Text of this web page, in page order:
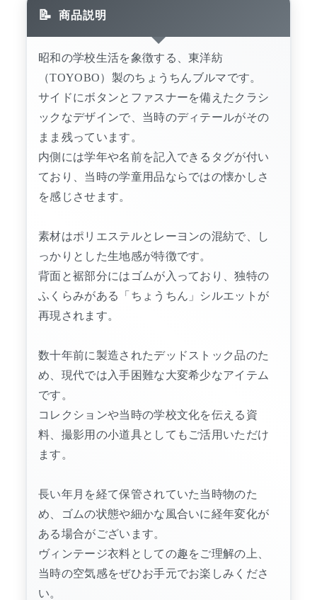
商品説明
昭和の学校生活を象徴する、東洋紡
（TOYOBO）製のちょうちんブルマです。
サイドにボタンとファスナーを備えたクラシ
ックなデザインで、当時のディテールがその
まま残っています。
内側には学年や名前を記入できるタグが付い
ており、当時の学童用品ならではの懐かしさ
を感じさせます。
素材はポリエステルとレーヨンの混紡で、し
っかりとした生地感が特徴です。
背面と裾部分にはゴムが入っており、独特の
ふくらみがある「ちょうちん」シルエットが
再現されます。
数十年前に製造されたデッドストック品のた
め、現代では入手困難な大変希少なアイテム
です。
コレクションや当時の学校文化を伝える資
料、撮影用の小道具としてもご活用いただけ
ます。
長い年月を経て保管されていた当時物のた
め、ゴムの状態や細かな風合いに経年変化が
ある場合がございます。
ヴィンテージ衣料としての趣をご理解の上、
当時の空気感をぜひお手元でお楽しみくださ
い。